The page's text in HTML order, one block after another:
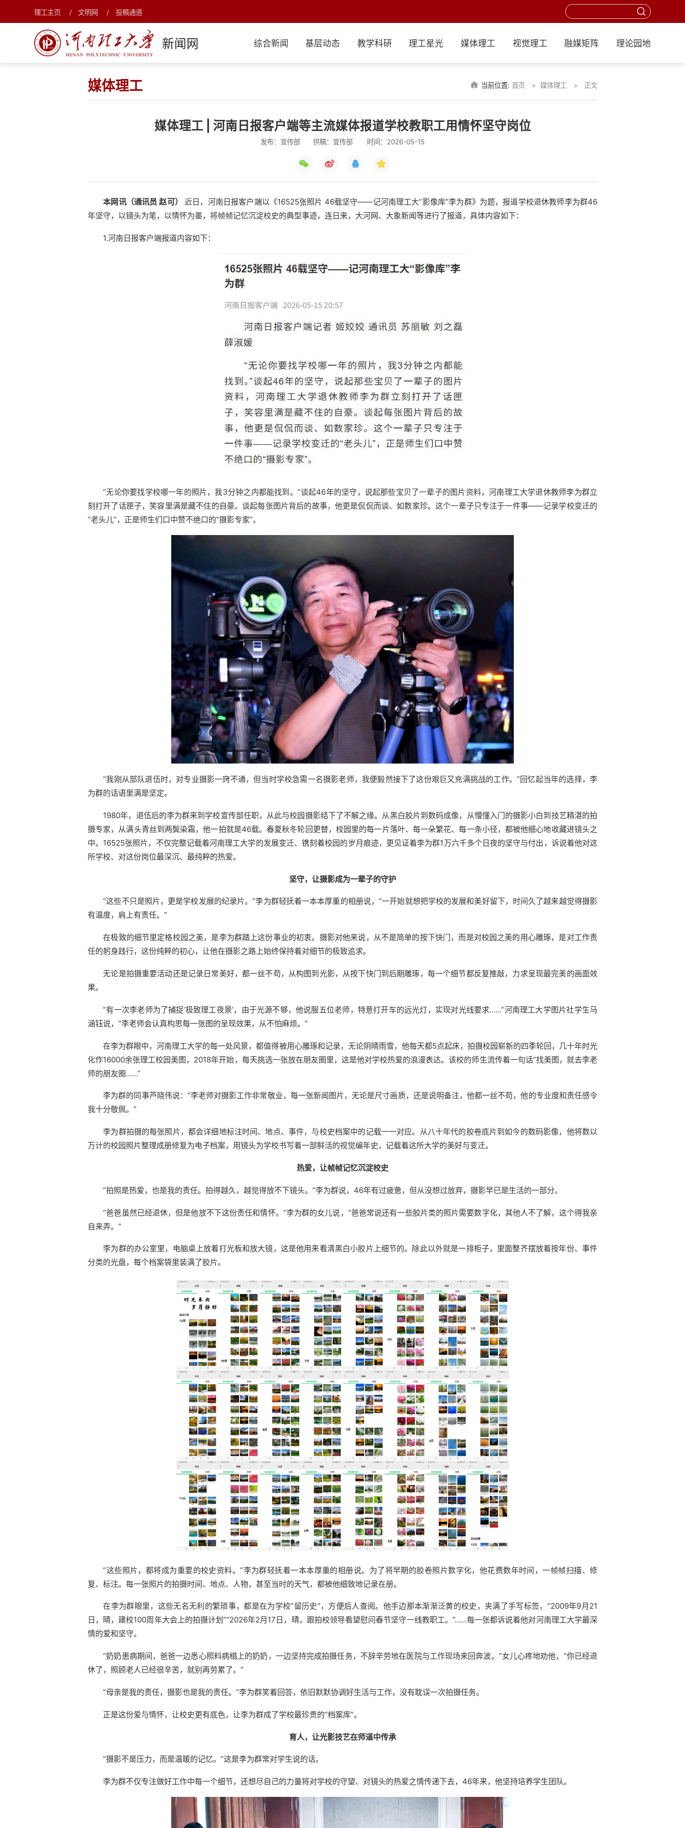
理工主页 文明网 投稿通道
新闻网 综合新闻 基层动态 教学科研 理工星光 媒体理工 视觉理工 融媒矩阵 理论园地
媒体理工 当前位置:首页 媒体理工 正文
媒体理工 | 河南日报客户端等主流媒体报道学校教职工用情怀坚守岗位
发布：宣传部 供稿：宣传部 时间：2026-05-15
本网讯（通讯员 赵可）
近日，河南日报客户端以《16525张照片 46载坚守——记河南理工大“影像库”李为群》为题，报道学校退休教师李为群46
年坚守，以镜头为笔，以情怀为墨，将帧帧记忆沉淀校史的典型事迹，连日来，大河网、大象新闻等进行了报道，具体内容如下：
1.河南日报客户端报道内容如下：
“无论你要找学校哪一年的照片，我3分钟之内都能找到。”谈起46年的坚守，说起那些宝贝了一辈子的图片资料，河南理工大学退休教师李为群立
刻打开了话匣子，笑容里满是藏不住的自豪。谈起每张图片背后的故事，他更是侃侃而谈、如数家珍。这个一辈子只专注于一件事——记录学校变迁的
“老头儿”，正是师生们口中赞不绝口的“摄影专家”。
“我刚从部队退伍时，对专业摄影一窍不通，但当时学校急需一名摄影老师，我便毅然接下了这份艰巨又充满挑战的工作。”回忆起当年的选择，李
为群的话语里满是坚定。
1980年，退伍后的李为群来到学校宣传部任职，从此与校园摄影结下了不解之缘。从黑白胶片到数码成像，从懵懂入门的摄影小白到技艺精湛的拍
摄专家，从满头青丝到两鬓染霜，他一拍就是46载。春夏秋冬轮回更替，校园里的每一片落叶、每一朵繁花、每一条小径，都被他细心地收藏进镜头之
中。16525张照片，不仅完整记载着河南理工大学的发展变迁、镌刻着校园的岁月痕迹，更见证着李为群1万六千多个日夜的坚守与付出，诉说着他对这
所学校、对这份岗位最深沉、最纯粹的热爱。
坚守，让摄影成为一辈子的守护
“这些不只是照片，更是学校发展的纪录片。”李为群轻抚着一本本厚重的相册说，“一开始就想把学校的发展和美好留下，时间久了越来越觉得摄影
有温度，肩上有责任。”
在极致的细节里定格校园之美，是李为群踏上这份事业的初衷。摄影对他来说，从不是简单的按下快门，而是对校园之美的用心雕琢，是对工作责
任的躬身践行，这份纯粹的初心，让他在摄影之路上始终保持着对细节的极致追求。
无论是拍摄重要活动还是记录日常美好，都一丝不苟，从构图到光影，从按下快门到后期雕琢，每一个细节都反复推敲，力求呈现最完美的画面效
果。
“有一次李老师为了捕捉‘极致理工夜景’，由于光源不够，他说服五位老师，特意打开车的远光灯，实现对光线要求……”河南理工大学图片社学生马
涵钰说，“李老师会认真构思每一张图的呈现效果，从不怕麻烦。”
在李为群眼中，河南理工大学的每一处风景，都值得被用心雕琢和记录，无论阴晴雨雪，他每天都5点起床，拍摄校园崭新的四季轮回，几十年时光
化作16000余张理工校园美图，2018年开始，每天挑选一张放在朋友圈里，这是他对学校热爱的浪漫表达。该校的师生流传着一句话“找美图，就去李老
师的朋友圈……”
李为群的同事芦晓伟说：“李老师对摄影工作非常敬业，每一张新闻图片，无论是尺寸画质，还是说明备注，他都一丝不苟，他的专业度和责任感令
我十分敬佩。”
李为群拍摄的每张照片，都会详细地标注时间、地点、事件，与校史档案中的记载一一对应。从八十年代的胶卷底片到如今的数码影像，他将数以
万计的校园照片整理成册修复为电子档案，用镜头为学校书写着一部鲜活的视觉编年史，记载着这所大学的美好与变迁。
热爱，让帧帧记忆沉淀校史
“拍照是热爱，也是我的责任。拍得越久，越觉得放不下镜头。”李为群说，46年有过疲惫，但从没想过放弃，摄影早已是生活的一部分。
“爸爸虽然已经退休，但是他放不下这份责任和情怀。”李为群的女儿说，“爸爸常说还有一些胶片类的照片需要数字化，其他人不了解，这个得我亲
自来弄。”
李为群的办公室里，电脑桌上放着打光板和放大镜，这是他用来看清黑白小胶片上细节的。除此以外就是一排柜子，里面整齐摆放着按年份、事件
分类的光盘，每个档案袋里装满了胶片。
“这些照片，都将成为重要的校史资料。”李为群轻抚着一本本厚重的相册说。为了将早期的胶卷照片数字化，他花费数年时间，一帧帧扫描、修
复、标注。每一张照片的拍摄时间、地点、人物，甚至当时的天气，都被他细致地记录在册。
在李为群眼里，这些无名无利的繁琐事，都是在为学校“留历史”，方便后人查阅。他手边那本渐渐泛黄的校史，夹满了手写标签，“2009年9月21
日，晴，建校100周年大会上的拍摄计划”“2026年2月17日，晴，跟拍校领导看望慰问春节坚守一线教职工。”……每一张都诉说着他对河南理工大学最深
情的爱和坚守。
“奶奶患病期间，爸爸一边悉心照料病榻上的奶奶，一边坚持完成拍摄任务，不辞辛劳地在医院与工作现场来回奔波。”女儿心疼地劝他，“你已经退
休了，照顾老人已经很辛苦，就别再劳累了。”
“母亲是我的责任，摄影也是我的责任。”李为群笑着回答，依旧默默协调好生活与工作，没有耽误一次拍摄任务。
正是这份爱与情怀，让校史更有底色，让李为群成了学校最珍贵的“档案库”。
育人，让光影技艺在师道中传承
“摄影不是压力，而是温暖的记忆。”这是李为群常对学生说的话。
李为群不仅专注做好工作中每一个细节，还想尽自己的力量将对学校的守望、对镜头的热爱之情传递下去，46年来，他坚持培养学生团队。